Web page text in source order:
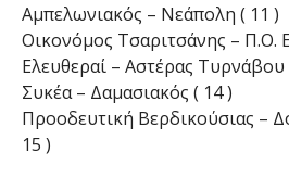
Αμπελωνιακός – Νεάπολη ( 11 )
Οικονόμος Τσαριτσάνης – Π.Ο.
Ελευθεραί – Αστέρας Τυρνάβου
Συκέα – Δαμασιακός ( 14 )
Προοδευτική Βερδικούσιας –
15 )